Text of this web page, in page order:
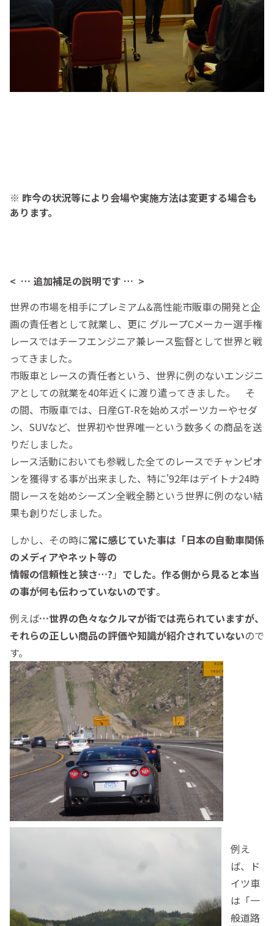
※ 昨今の状況等により会場や実施方法は変更する場合も
あります。
< … 追加補足の説明です … >
世界の市場を相手にプレミアム&高性能市販車の開発と企
画の責任者として就業し、更に グループCメーカー選手権
レースではチーフエンジニア兼レース監督として世界と戦
ってきました。
市販車とレースの責任者という、世界に例のないエンジニ
アとしての就業を40年近くに渡り遣ってきました。 そ
の間、市販車では、日産GT-Rを始めスポーツカーやセダ
ン、SUVなど、世界初や世界唯一という数多くの商品を送
りだしました。
レース活動においても参戦した全てのレースでチャンピオ
ンを獲得する事が出来ました、特に'92年はデイトナ24時
間レースを始めシーズン全戦全勝という世界に例のない結
果も創りだしました。
しかし、その時に常に感じていた事は「日本の自動車関係
のメディアやネット等の
情報の信頼性と狭さ…? 」 でした。作る側から見ると本当
の事が何も伝わっていないのです。
例えば…世界の色々なクルマが街では売られていますが、
それらの正しい商品の評価や知識が紹介されていないので
す。
例え
ば、ド
イツ車
は「一
般道路